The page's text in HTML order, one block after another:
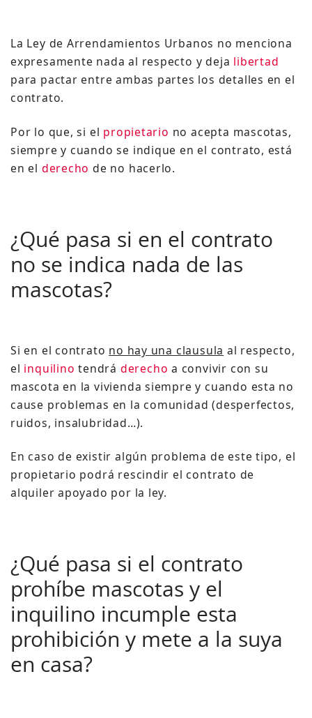
La Ley de Arrendamientos Urbanos no menciona
expresamente nada al respecto y deja libertad
para pactar entre ambas partes los detalles en el
contrato.
Por lo que, si el propietario no acepta mascotas,
siempre y cuando se indique en el contrato, está
en el derecho de no hacerlo.
¿Qué pasa si en el contrato
no se indica nada de las
mascotas?
Si en el contrato no hay una clausula al respecto,
el inquilino tendrá derecho a convivir con su
mascota en la vivienda siempre y cuando esta no
cause problemas en la comunidad (desperfectos,
ruidos, insalubridad…).
En caso de existir algún problema de este tipo, el
propietario podrá rescindir el contrato de
alquiler apoyado por la ley.
¿Qué pasa si el contrato
prohíbe mascotas y el
inquilino incumple esta
prohibición y mete a la suya
en casa?